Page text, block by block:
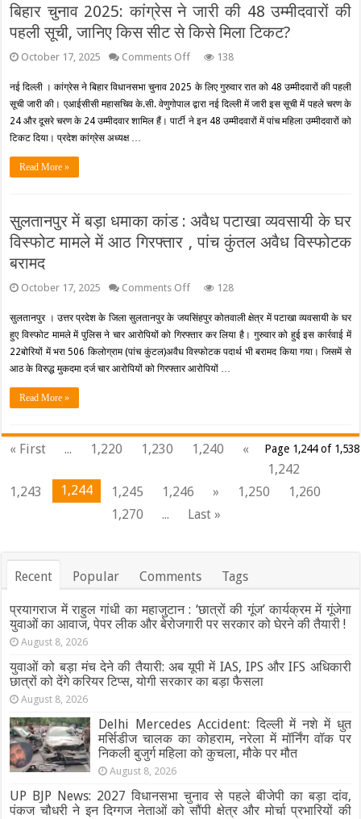
ने
क्यों
दिया
इस्तीफा?
पीछे
की
कहानी
बिहार चुनाव 2025: कांग्रेस ने जारी की 48 उम्मीदवारों की
पहली सूची, जानिए किस सीट से किसे मिला टिकट?
October 17, 2025 Comments Offon
चुनाव
2025:
कांग्रेस
ने
जानिए
किस
सीट
मिला
138
नई दिल्ली । कांग्रेस ने बिहार विधानसभा चुनाव 2025 के लिए गुरुवार रात को 48 उम्मीदवारों की पहली
सूची जारी की। एआईसीसी महासचिव के.सी. वेणुगोपाल द्वारा नई दिल्ली में जारी इस सूची में पहले चरण के
24 और दूसरे चरण के 24 उम्मीदवार शामिल हैं। पार्टी ने इन 48 उम्मीदवारों में पांच महिला उम्मीदवारों को
टिकट दिया। प्रदेश कांग्रेस अध्यक्ष …
Read More »
सुलतानपुर में बड़ा धमाका कांड : अवैध पटाखा व्यवसायी के घर
विस्फोट मामले में आठ गिरफ्तार , पांच कुंतल अवैध विस्फोटक
बरामद
October 17, 2025 Comments Offon
में
बड़ा
धमाका
कांड
:
अवैध
विस्फोट
मामले
गिरफ्तार
पांच
128
सुलतानपुर । उत्तर प्रदेश के जिला सुलतानपुर के जयसिंहपुर कोतवाली क्षेत्र में पटाखा व्यवसायी के घर
हुए विस्फोट मामले में पुलिस ने चार आरोपियों को गिरफ्तार कर लिया है। गुरुवार को हुई इस कार्रवाई में
22बोरियों में भरा 506 किलोग्राम (पांच कुंटल)अवैध विस्फोटक पदार्थ भी बरामद किया गया। जिसमें से
आठ के विरुद्ध मुकदमा दर्ज चार आरोपियों को गिरफ्तार आरोपियों …
Read More »
Page 1,244 of 1,538
« First ... 1,220 1,230 1,240
«
1,242
1,243
1,244 1,245 1,246 » 1,250
1,260
1,270
... Last »
Recent Popular Comments Tags
प्रयागराज में राहुल गांधी का महाजुटान : ‘छात्रों की गूंज’ कार्यक्रम में गूंजेगा
युवाओं का आवाज, पेपर लीक और बेरोजगारी पर सरकार को घेरने की तैयारी !
August 8, 2026
युवाओं को बड़ा मंच देने की तैयारी: अब यूपी में IAS, IPS और IFS अधिकारी
छात्रों को देंगे करियर टिप्स, योगी सरकार का बड़ा फैसला
August 8, 2026
Delhi Mercedes Accident: दिल्ली में नशे में धुत
मर्सिडीज चालक का कोहराम, नरेला में मॉर्निंग वॉक पर
निकली बुजुर्ग महिला को कुचला, मौके पर मौत
August 8, 2026
UP BJP News: 2027 विधानसभा चुनाव से पहले बीजेपी का बड़ा दांव,
पंकज चौधरी ने इन दिग्गज नेताओं को सौंपी क्षेत्र और मोर्चा प्रभारियों की